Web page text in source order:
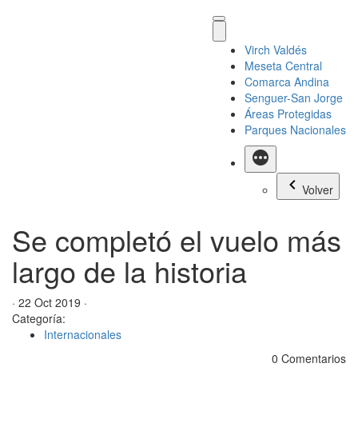
Virch Valdés
Meseta Central
Comarca Andina
Senguer-San Jorge
Áreas Protegidas
Parques Nacionales
Más
Volver
Se completó el vuelo más
largo de la historia
· 22 Oct 2019 ·
Categoría:
Internacionales
0 Comentarios